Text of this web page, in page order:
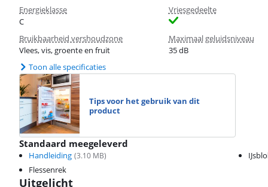
Energieklasse
C
Vriesgedeelte
Bruikbaarheid vershoudzone
Vlees, vis, groente en fruit
Maximaal geluidsniveau
35 dB
Toon alle specificaties
Tips voor het gebruik van dit
product
Standaard meegeleverd
Handleiding (3.10 MB)
Flessenrek
Uitgelicht